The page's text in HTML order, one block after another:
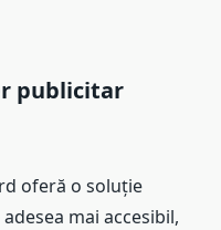
publicitar
oferă o soluție
mai accesibil,